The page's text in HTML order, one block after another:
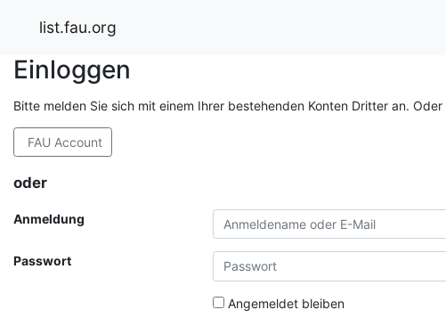
list.fau.org
Einloggen
Bitte melden Sie sich mit einem Ihrer bestehenden Konten Dritter an. Oder
FAU Account
oder
Anmeldung
Passwort
Angemeldet bleiben